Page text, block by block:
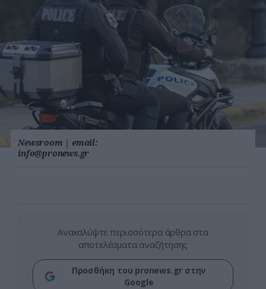
Newsroom | email:
info@pronews.gr
Ανακαλύψτε περισσότερα άρθρα στα
αποτελέσματα αναζήτησης
Προσθήκη του pronews.gr στην
Google